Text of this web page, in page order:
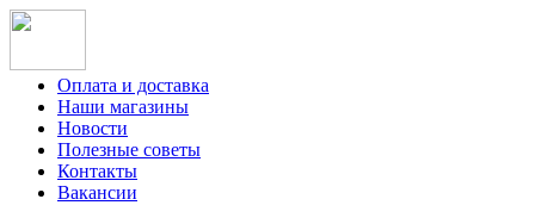
Оплата и доставка
Наши магазины
Новости
Полезные советы
Контакты
Вакансии